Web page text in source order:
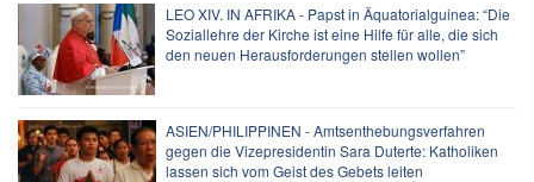
LEO XIV. IN AFRIKA - Papst in Äquatorialguinea: “Die
Soziallehre der Kirche ist eine Hilfe für alle, die sich
den neuen Herausforderungen stellen wollen”
ASIEN/PHILIPPINEN - Amtsenthebungsverfahren
gegen die Vizepresidentin Sara Duterte: Katholiken
lassen sich vom Geist des Gebets leiten